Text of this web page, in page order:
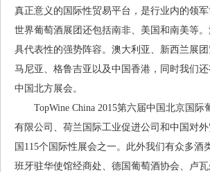
真正意义的国际性贸易平台，是行业内的领
世界葡萄酒展团还包括南非、美国和南美等
具代表性的强势阵容。澳大利亚、新西兰展
马尼亚、格鲁吉亚以及中国香港，同时我们
中国北方展会。
TopWine China 2015第六届中国北京国际
有限公司、荷兰国际工业促进公司和中国对
国115个国际性展会之一。此外我们有众多
班牙驻华使馆经商处、德国葡萄酒协会、卢